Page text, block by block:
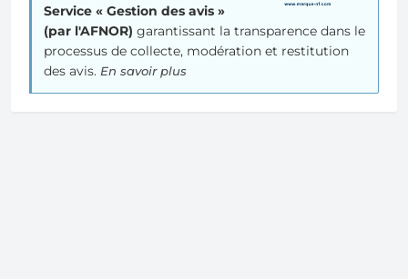
Service « Gestion des avis »
(par l'AFNOR) garantissant la transparence dans le
processus de collecte, modération et restitution
des avis. En savoir plus